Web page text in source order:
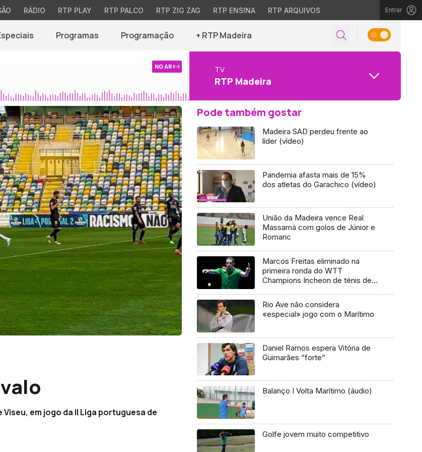
RÁDIO RTP PLAY RTP PALCO RTP ZIG ZAG RTP ENSINA RTP ARQUIVOS Entrar
Programas Programação + RTP Madeira
NO AR TV
RTP Madeira
em jogo da II Liga portuguesa de
Pode também gostar
Madeira SAD perdeu frente ao
líder (vídeo)
Pandemia afasta mais de 15%
dos atletas do Garachico (vídeo)
União da Madeira vence Real
Massamá com golos de Júnior e
Romaric
Marcos Freitas eliminado na
primeira ronda do WTT
Champions Incheon de ténis de
Rio Ave não considera
«especial» jogo com o Marítimo
Daniel Ramos espera Vitória de
Guimarães “forte”
Balanço I Volta Marítimo (áudio)
Golfe jovem muito competitivo